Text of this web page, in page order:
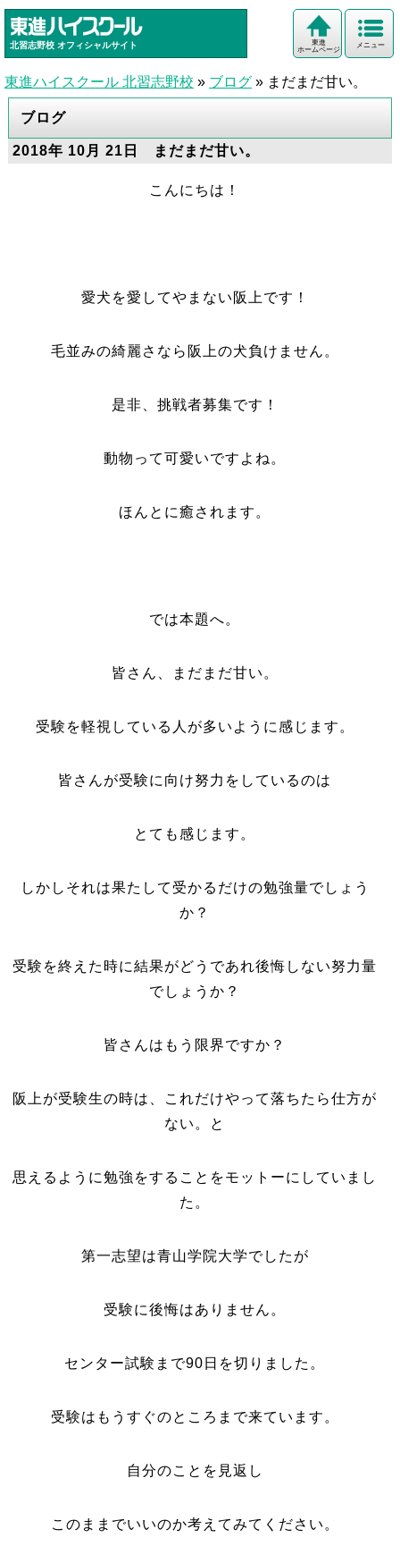
北習志野校 オフィシャルサイト メニュー
東進
ホームページ
東進ハイスクール 北習志野校 » ブログ » まだまだ甘い。
ブログ
2018年 10月 21日 まだまだ甘い。
こんにちは！
愛犬を愛してやまない阪上です！
毛並みの綺麗さなら阪上の犬負けません。
是非、挑戦者募集です！
動物って可愛いですよね。
ほんとに癒されます。
では本題へ。
皆さん、まだまだ甘い。
受験を軽視している人が多いように感じます。
皆さんが受験に向け努力をしているのは
とても感じます。
しかしそれは果たして受かるだけの勉強量でしょう
か？
受験を終えた時に結果がどうであれ後悔しない努力量
でしょうか？
皆さんはもう限界ですか？
阪上が受験生の時は、これだけやって落ちたら仕方が
ない。と
思えるように勉強をすることをモットーにしていまし
た。
第一志望は青山学院大学でしたが
受験に後悔はありません。
センター試験まで90日を切りました。
受験はもうすぐのところまで来ています。
自分のことを見返し
このままでいいのか考えてみてください。